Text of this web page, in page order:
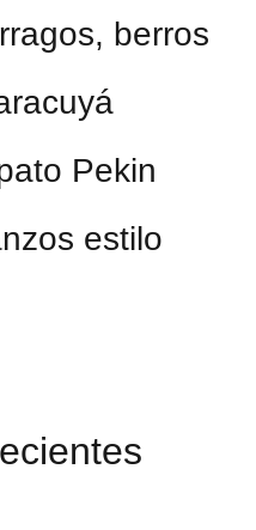
berros
Pekin
estilo